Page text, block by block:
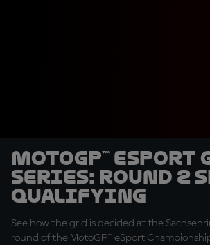
MotoGP™ eSport
Series: Round 2
qualifying
See how the grid is decided at the
round of the MotoGP™ eSport